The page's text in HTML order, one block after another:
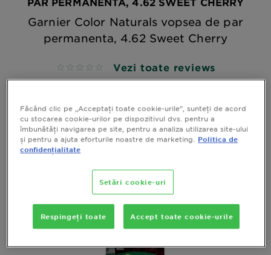
Garnier Color Naturals vopsea de par
permanenta, 4.62 Sweet Cherry
No reviews Vezi toate reviews
Făcând clic pe „Acceptați toate cookie-urile”, sunteți de acord
cu stocarea cookie-urilor pe dispozitivul dvs. pentru a
îmbunătăți navigarea pe site, pentru a analiza utilizarea site-ului
și pentru a ajuta eforturile noastre de marketing. Politica de
confidențialitate
Setări cookie-uri
Respingeți toate Accept toate cookie-urile